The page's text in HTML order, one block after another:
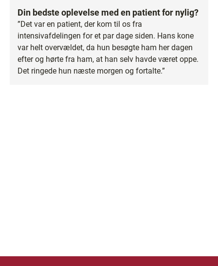
Din bedste oplevelse med en patient for nylig?
”Det var en patient, der kom til os fra
intensivafdelingen for et par dage siden. Hans kone
var helt overvældet, da hun besøgte ham her dagen
efter og hørte fra ham, at han selv havde været oppe.
Det ringede hun næste morgen og fortalte.”